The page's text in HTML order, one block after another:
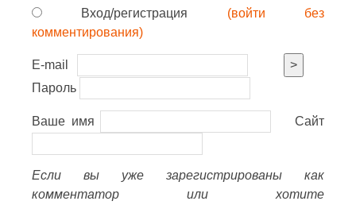
Вход/регистрация (войти без
комментирования)
E-mail
>
Пароль
Ваше имя Сайт
Если вы уже зарегистрированы как
комментатор или хотите